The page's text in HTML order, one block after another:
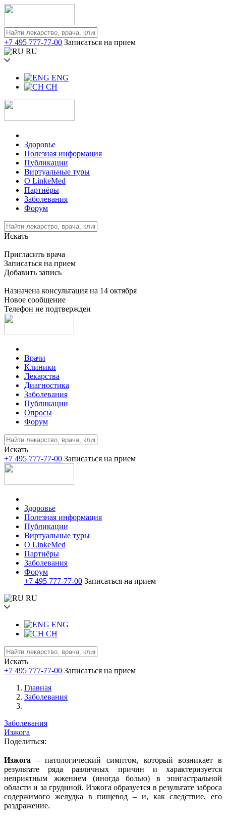
+7 495 777-77-00 Записаться на прием
RU
ENG
CH
Здоровье
Полезная информация
Публикации
Виртуальные туры
О LinkeMed
Партнёры
Заболевания
Форум
Искать
Пригласить врача
Записаться на прием
Добавить запись
Назначена консультация на 14 октября
Новое сообщение
Телефон не подтвержден
Врачи
Клиники
Лекарства
Диагностика
Заболевания
Публикации
Опросы
Форум
Искать
+7 495 777-77-00 Записаться на прием
Здоровье
Полезная информация
Публикации
Виртуальные туры
О LinkeMed
Партнёры
Заболевания
Форум
+7 495 777-77-00 Записаться на прием
RU
ENG
CH
Искать
+7 495 777-77-00 Записаться на прием
Главная
Заболевания
Заболевания
Изжога
Поделиться:
Изжога– патологический симптом, который возникает в
результате ряда различных причин и характеризуется
неприятным жжением (иногда болью) в эпигастральной
области и за грудиной. Изжога образуется в результате заброса
содержимого желудка в пищевод – и, как следствие, его
раздражение.